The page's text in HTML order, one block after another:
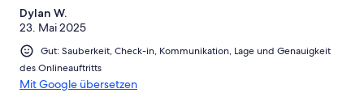
Dylan W.
23. Mai 2025
Gut: Sauberkeit, Check-in, Kommunikation, Lage und Genauigkeit
des Onlineauftritts
Mit Google übersetzen